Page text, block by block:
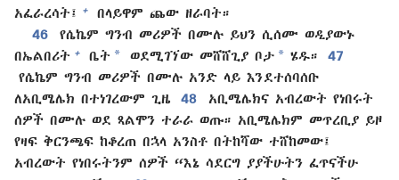
አፈራረሳት፤
+
በላይዋም ጨው ዘራባት።
46
የሴኬም ግንብ መሪዎች በሙሉ ይህን ሲሰሙ ወዲያውኑ
በኤልበሪት + ቤት * ወደሚገኘው መሸሸጊያ ቦታ * ሄዱ።
47
የሴኬም ግንብ መሪዎች በሙሉ አንድ ላይ እንደተሰባሰቡ
ለአቢሜሌክ በተነገረውም ጊዜ
48
አቢሜሌክና አብረውት የነበሩት
ሰዎች በሙሉ ወደ ጻልሞን ተራራ ወጡ። አቢሜሌክም መጥረቢያ ይዞ
የዛፍ ቅርንጫፍ ከቆረጠ በኋላ አንስቶ በትከሻው ተሸከመው፤
አብረውት የነበሩትንም ሰዎች “እኔ ሳደርግ ያያችሁትን ፈጥናችሁ